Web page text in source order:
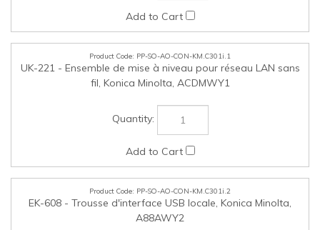
PP-SO-AO-CON-KM.C301i.2
A88AWY2
PP-SO-AO-CON-KM.C301i.3
EK-609 - Ensemble d'interface locale (offre support mobile